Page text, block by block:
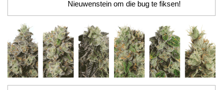
Nieuwenstein om die bug te fiksen!